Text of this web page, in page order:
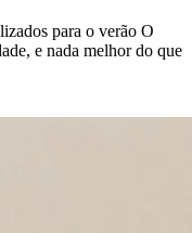
para o verão O
e nada melhor do que